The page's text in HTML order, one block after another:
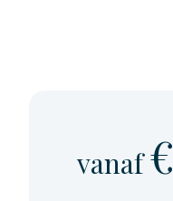
vanaf